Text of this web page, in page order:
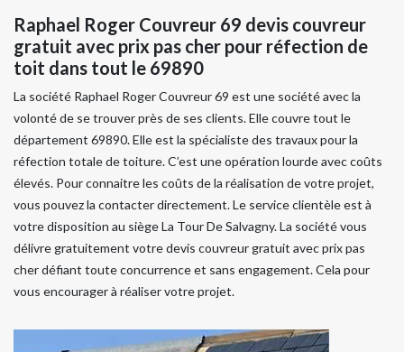
Raphael Roger Couvreur 69 devis couvreur
gratuit avec prix pas cher pour réfection de
toit dans tout le 69890
La société Raphael Roger Couvreur 69 est une société avec la
volonté de se trouver près de ses clients. Elle couvre tout le
département 69890. Elle est la spécialiste des travaux pour la
réfection totale de toiture. C’est une opération lourde avec coûts
élevés. Pour connaitre les coûts de la réalisation de votre projet,
vous pouvez la contacter directement. Le service clientèle est à
votre disposition au siège La Tour De Salvagny. La société vous
délivre gratuitement votre devis couvreur gratuit avec prix pas
cher défiant toute concurrence et sans engagement. Cela pour
vous encourager à réaliser votre projet.